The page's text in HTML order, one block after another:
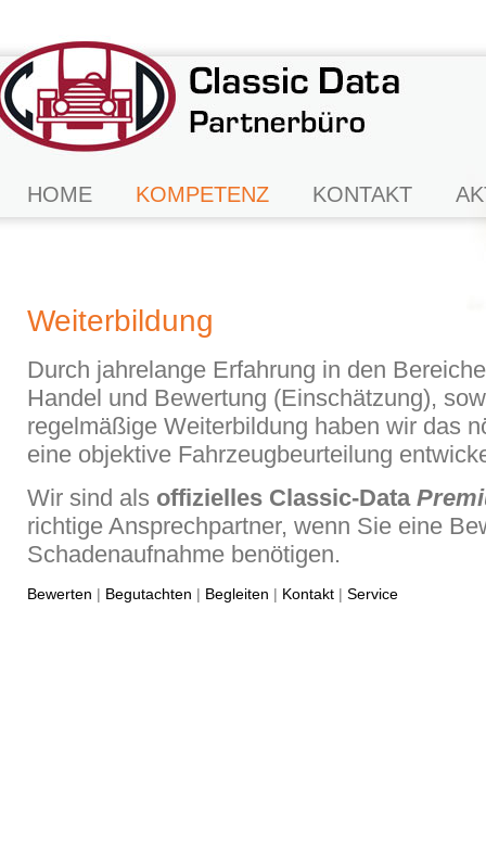
HOME KOMPETENZ KONTAKT
Weiterbildung
Durch jahrelange Erfahrung in den
Handel und Bewertung (Einschätzung),
regelmäßige Weiterbildung haben wir das
eine objektive Fahrzeugbeurteilung
Wir sind als offizielles Classic-Data
richtige Ansprechpartner, wenn Sie eine
Schadenaufnahme benötigen.
Bewerten | Begutachten | Begleiten | Kontakt | Service